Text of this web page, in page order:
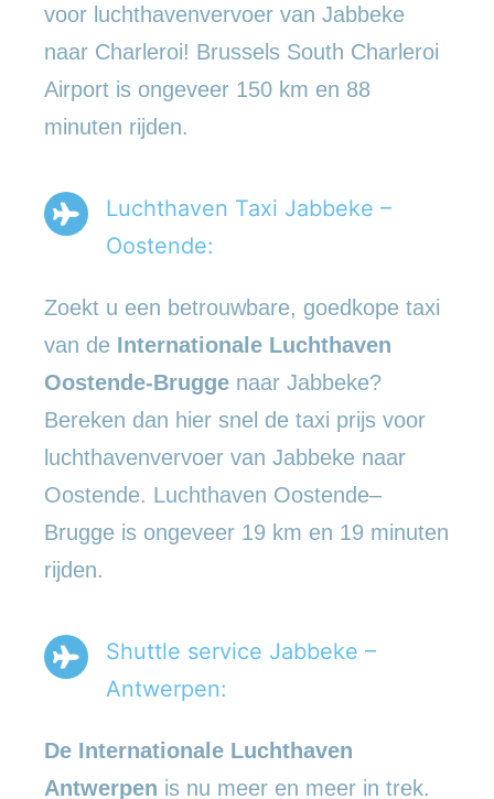
voor luchthavenvervoer van Jabbeke
naar Charleroi! Brussels South Charleroi
Airport is ongeveer 150 km en 88
minuten rijden.
Luchthaven Taxi Jabbeke –
Oostende:
Zoekt u een betrouwbare, goedkope taxi
van de Internationale Luchthaven
Oostende-Brugge naar Jabbeke?
Bereken dan hier snel de taxi prijs voor
luchthavenvervoer van Jabbeke naar
Oostende. Luchthaven Oostende–
Brugge is ongeveer 19 km en 19 minuten
rijden.
Shuttle service Jabbeke –
Antwerpen:
De Internationale Luchthaven
Antwerpen is nu meer en meer in trek.